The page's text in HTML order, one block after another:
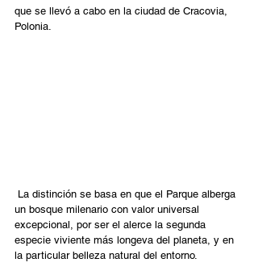
que se llevó a cabo en la ciudad de Cracovia,
Polonia.
un bosque milenario con valor universal
excepcional, por ser el alerce la segunda
especie viviente más longeva del planeta, y en
la particular belleza natural del entorno.